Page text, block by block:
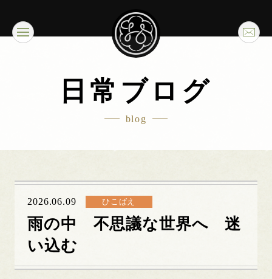
日常ブログ
blog
2026.06.09 ひこばえ
雨の中 不思議な世界へ 迷
い込む